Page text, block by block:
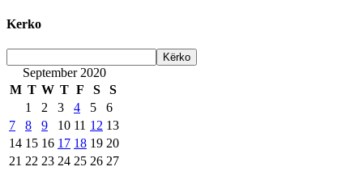
Kerko
September 2020
M T W T F S
S
1
2 3 4 5
6
7
8 9 10 11 12 13
14 15 16 17 18 19 20
21 22 23 24 25 26 27